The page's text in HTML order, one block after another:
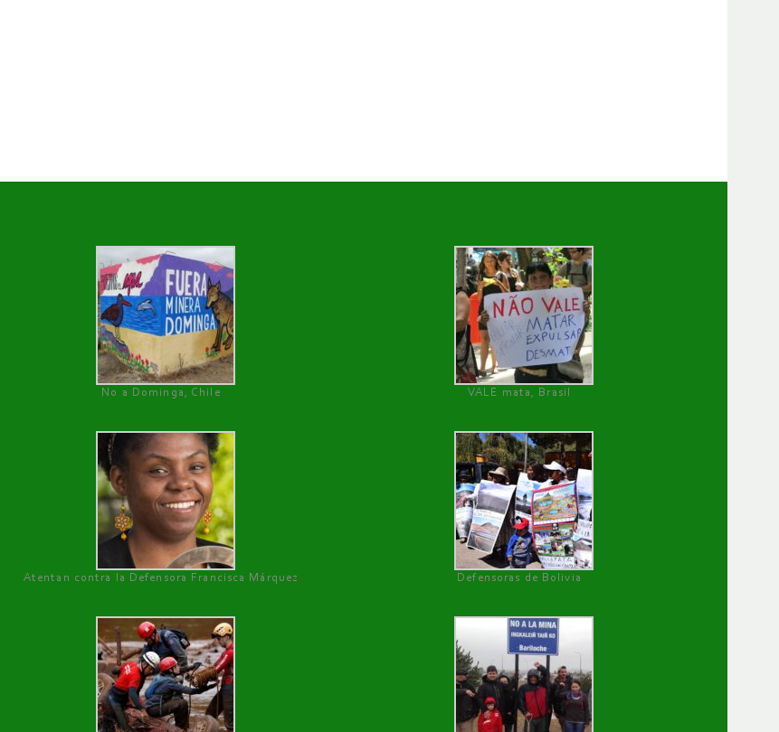
No a Dominga, Chile
VALE mata, Brasil
Atentan contra la Defensora Francisca Márquez Defensoras de Bolivia